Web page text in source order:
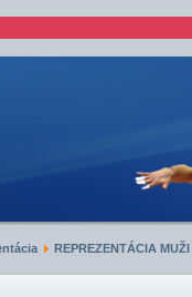
REPREZENTÁCIA MUŽI